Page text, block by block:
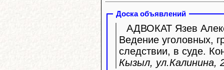
Доска объявлений
АДВОКАТ Язев
Ведение уголовных,
следствии, в суде.
Кызыл, ул.Калинина,